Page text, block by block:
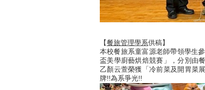
【餐旅管理學系供稿】
本校餐旅系童富源老師帶領學生
盃美學廚藝烘焙競賽」，分別由
乙顏云萱榮獲「冷前菜及開胃菜
牌!!為系爭光!!